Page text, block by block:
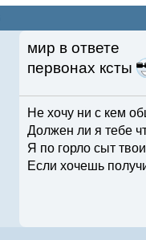
мир в ответе
первонах ксты
Не хочу ни с кем
Должен ли я тебе
Я по горло сыт
Если хочешь